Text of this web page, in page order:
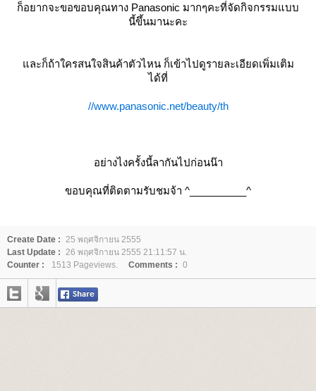
ก็อยากจะขอขอบคุณทาง Panasonic มากๆคะที่จัดกิจกรรมแบบ
นี้ขึ้นมานะคะ
ละก็ถ้าใครสนใจสินค้าตัวไหน ก็เข้าไปดูรายละเอียดเพิ่มเติม
ได้ที่
//www.panasonic.net/beauty/th
อย่างไงครั้งนี้ลากันไปก่อนน๊า
ขอบคุณที่ติดตามรับชมจ้า ^__________^
Create Date : 25 พฤศจิกายน 2555
Last Update : 26 พฤศจิกายน 2555 21:11:57 น.
Counter :
1513 Pageviews. Comments : 0